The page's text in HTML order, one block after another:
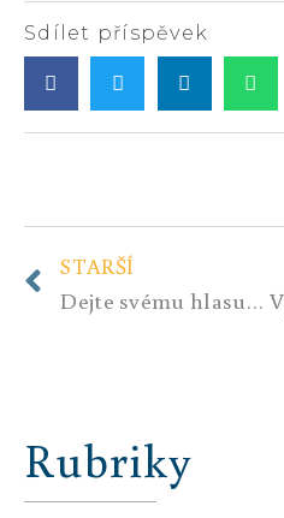
Sdílet příspěvek
STARŠÍ
Dejte svému hlasu váhu!
Rubriky